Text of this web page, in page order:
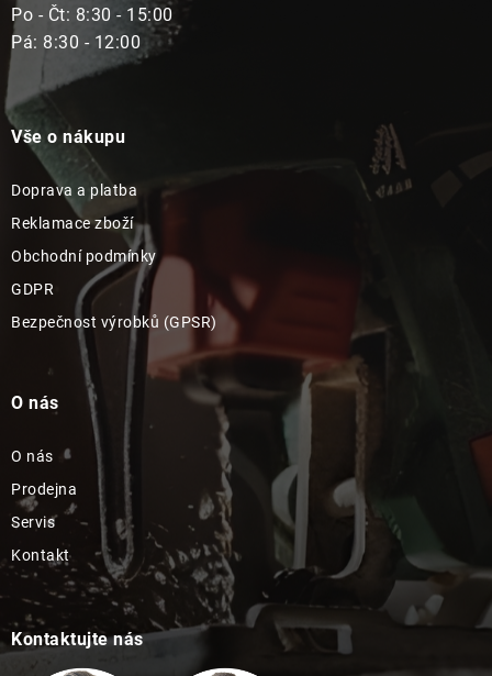
Po - Čt: 8:30 - 15:00
Pá: 8:30 - 12:00
Vše o nákupu
Doprava a platba
Reklamace zboží
Obchodní podmínky
GDPR
Bezpečnost výrobků (GPSR)
O nás
O nás
Prodejna
Servis
Kontakt
Kontaktujte nás